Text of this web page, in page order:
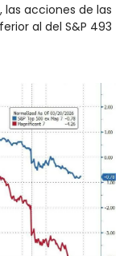
las acciones de las
al del S&P 493